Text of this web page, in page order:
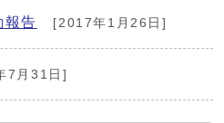
報告 [2017年1月26日]
7月31日]